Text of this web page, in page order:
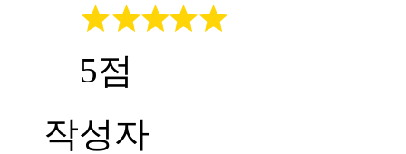
5점
작성자